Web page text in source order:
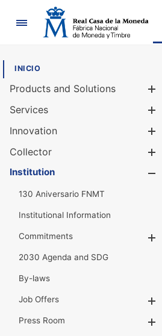
Navigation
INICIO
Products and Solutions
Services
Innovation
Collector
Institution
130 Aniversario FNMT
Institutional Information
Commitments
2030 Agenda and SDG
By-laws
Job Offers
Press Room